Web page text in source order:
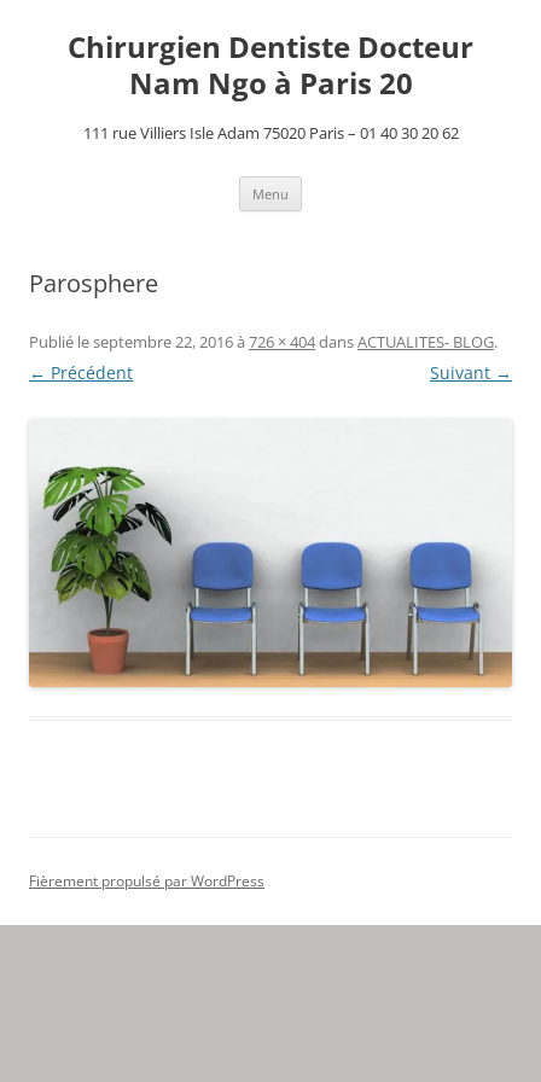
contenuChirurgien Dentiste Docteur
Nam Ngo à Paris 20
111 rue Villiers Isle Adam 75020 Paris – 01 40 30 20 62
Menu
Parosphere
Publié leseptembre 22, 2016à 726 × 404dansACTUALITES- BLOG.
← Précédent Suivant →
Fièrement propulsé par WordPress